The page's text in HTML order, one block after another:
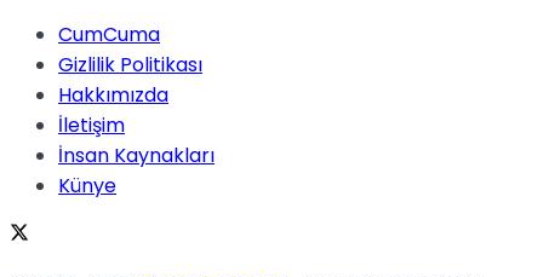
CumCuma
Gizlilik Politikası
Hakkımızda
İletişim
İnsan Kaynakları
Künye